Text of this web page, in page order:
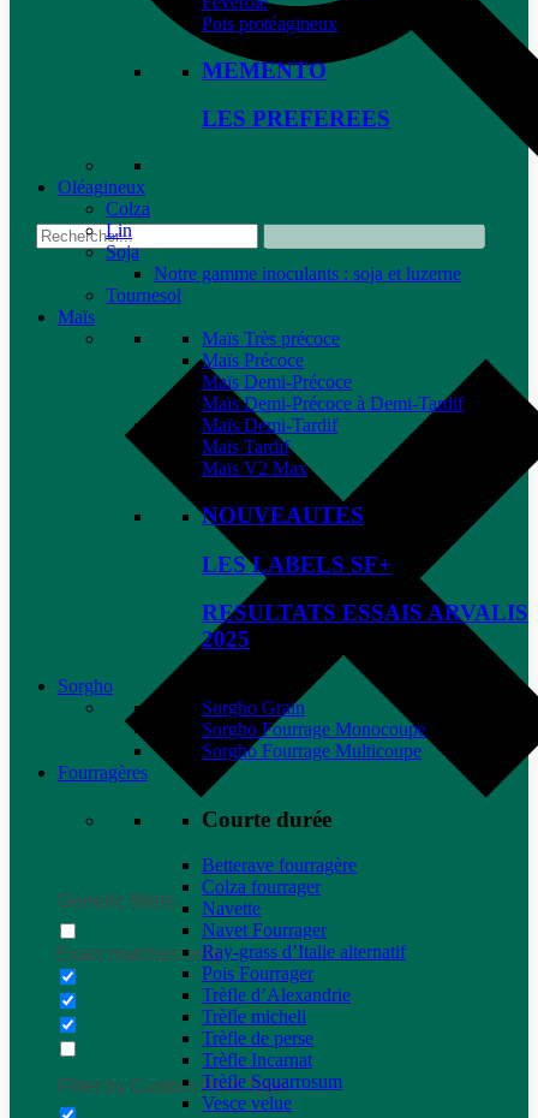
Generic filters
Exact matches only
Filter by Custom Post Type
Pois protéagineux
MEMENTO
LES PREFEREES
Oléagineux
Colza
Lin
Soja
Notre gamme inoculants : soja et luzerne
Tournesol
Maïs
Maïs Très précoce
Maïs Précoce
Maïs Demi-Précoce
Maïs Demi-Précoce à Demi-Tardif
Maïs Demi-Tardif
Maïs Tardif
Maïs V2 Max
NOUVEAUTES
LES LABELS SF+
RESULTATS ESSAIS ARVALIS
2025
Sorgho
Sorgho Grain
Sorgho Fourrage Monocoupe
Sorgho Fourrage Multicoupe
Fourragères
Courte durée
Betterave fourragère
Colza fourrager
Navette
Navet Fourrager
Ray-grass d’Italie alternatif
Pois Fourrager
Trèfle d’Alexandrie
Trèfle micheli
Trèfle de perse
Trèfle Incarnat
Trèfle Squarrosum
Vesce velue